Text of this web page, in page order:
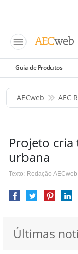
Guia de Produtos
AECweb AEC
Projeto cria
urbana
Texto: Redação AECweb
Últimas